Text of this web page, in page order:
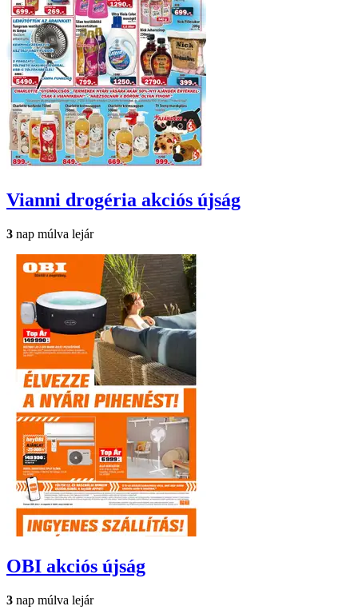
Vianni drogéria akciós újság
3 nap múlva lejár
OBI akciós újság
3 nap múlva lejár